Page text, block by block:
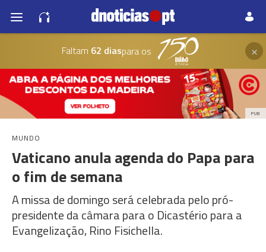
Faltam 62 diaspara os ×
PUB
MUNDO
Vaticano anula agenda do Papa para
o fim de semana
A missa de domingo será celebrada pelo pró-
presidente da câmara para o Dicastério para a
Evangelização, Rino Fisichella.